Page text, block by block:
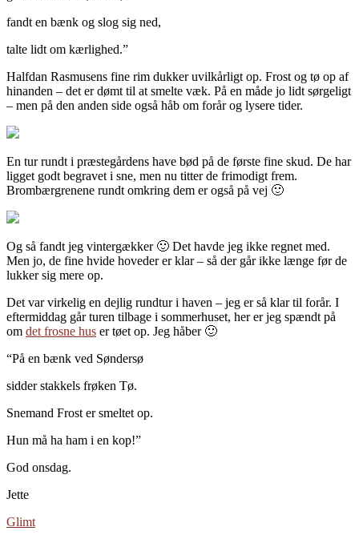
fandt en bænk og slog sig ned,
talte lidt om kærlighed.”
Halfdan Rasmusens fine rim dukker uvilkårligt op. Frost og tø op af
hinanden – det er dømt til at smelte væk. På en måde jo lidt sørgeligt
– men på den anden side også håb om forår og lysere tider.
En tur rundt i præstegårdens have bød på de første fine skud. De har
ligget godt begravet i sne, men nu titter de frimodigt frem.
Brombærgrenene rundt omkring dem er også på vej 🙂
Og så fandt jeg vintergækker 🙂 Det havde jeg ikke regnet med.
Men jo, de fine hvide hoveder er klar – så der går ikke længe før de
lukker sig mere op.
Det var virkelig en dejlig rundtur i haven – jeg er så klar til forår. I
eftermiddag går turen tilbage i sommerhuset, her er jeg spændt på
om det frosne hus er tøet op. Jeg håber 🙂
“På en bænk ved Søndersø
sidder stakkels frøken Tø.
Snemand Frost er smeltet op.
Hun må ha ham i en kop!”
God onsdag.
Jette
Glimt